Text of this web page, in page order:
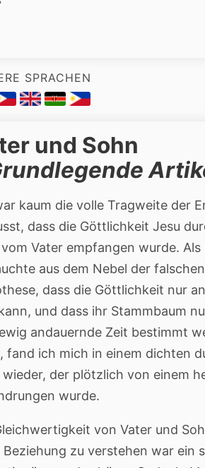
SPRACHEN
und Sohn
kaum die volle Tragweite der
dass die Göttlichkeit Jesu
Vater empfangen wurde. Als
aus dem Nebel der falschen
dass die Göttlichkeit nur
und dass ihr Stammbaum
andauernde Zeit bestimmt
fand ich mich in einem dichten
wieder, der plötzlich von einem
wurde.
von Vater und
Beziehung zu verstehen war ein